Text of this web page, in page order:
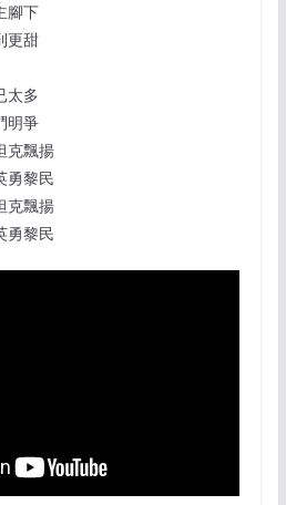
腳下
更甜
太多
明爭
克飄揚
勇黎民
克飄揚
勇黎民